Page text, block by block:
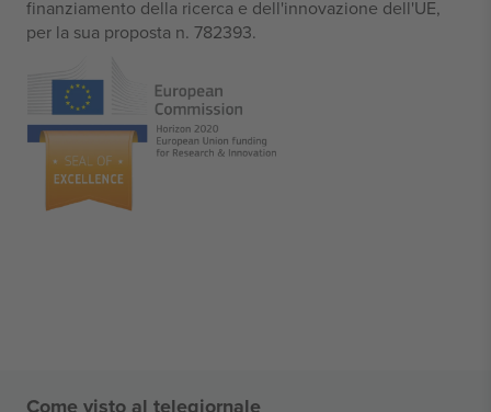
finanziamento della ricerca e dell'innovazione dell'UE,
per la sua proposta n. 782393.